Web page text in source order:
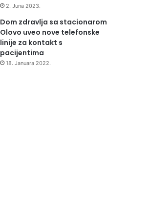
2. Juna 2023.
Dom zdravlja sa stacionarom
Olovo uveo nove telefonske
linije za kontakt s
pacijentima
18. Januara 2022.